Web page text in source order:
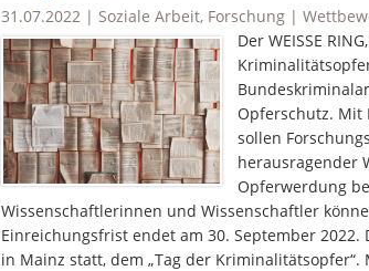
31.07.2022 | Soziale Arbeit, Forschung |
Der WEISSE
Opferschutz. Mit
sollen
herausragender
Opferwerdung
Wissenschaftlerinnen und Wissenschaftler
Einreichungsfrist endet am 30. September
in Mainz statt, dem „Tag der Kriminalitätsopfer“.